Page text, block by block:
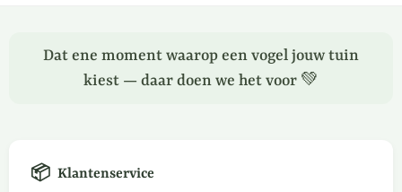
Dat ene moment waarop een vogel jouw tuin
kiest — daar doen we het voor 💚
📦 Klantenservice